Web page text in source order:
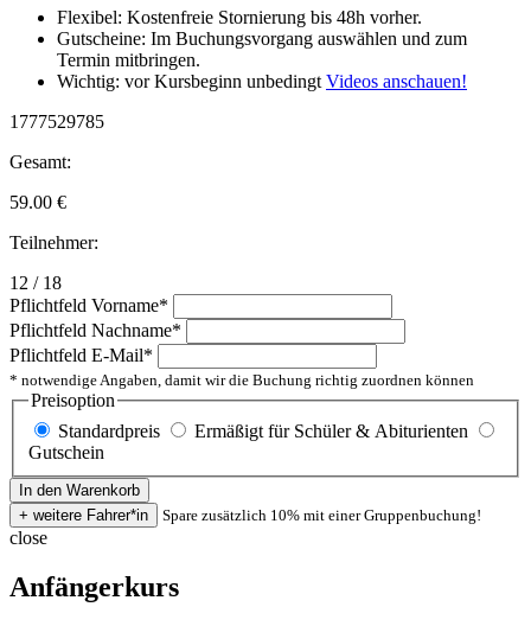
Flexibel: Kostenfreie Stornierung bis 48h vorher.
Gutscheine: Im Buchungsvorgang auswählen und zum
Termin mitbringen.
Wichtig: vor Kursbeginn unbedingt Videos anschauen!
1777529785
Gesamt:
59.00 €
Teilnehmer:
12 / 18
Pflichtfeld Vorname*
Pflichtfeld Nachname*
Pflichtfeld E-Mail*
* notwendige Angaben, damit wir die Buchung richtig zuordnen können
Preisoption
Standardpreis
Ermäßigt für Schüler & Abiturienten
Gutschein
Spare zusätzlich 10% mit einer Gruppenbuchung!
close
Anfängerkurs